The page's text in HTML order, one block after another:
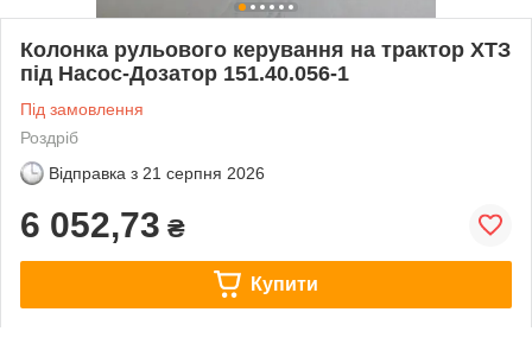
Колонка рульового керування на трактор ХТЗ
під Насос-Дозатор 151.40.056-1
Під замовлення
Роздріб
Відправка з 21 серпня 2026
6 052,73 ₴
Купити